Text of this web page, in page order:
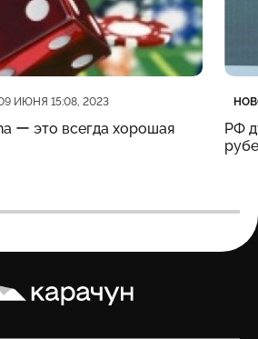
ИЮНЯ 15:08, 2023
ー это всегда хорошая
РФ